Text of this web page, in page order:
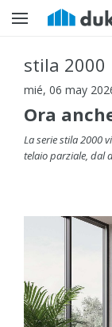
stila 2000
mié, 06 may
Ora
La serie stila 2000
telaio parziale, dal